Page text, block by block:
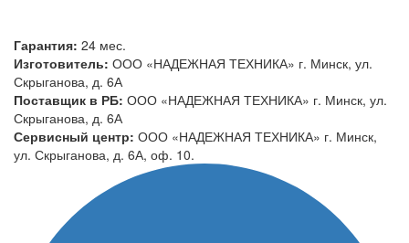
Гарантия: 24 мес.
Изготовитель: ООО «НАДЕЖНАЯ ТЕХНИКА» г. Минск, ул.
Скрыганова, д. 6А
Поставщик в РБ: ООО «НАДЕЖНАЯ ТЕХНИКА» г. Минск, ул.
Скрыганова, д. 6А
Сервисный центр: ООО «НАДЕЖНАЯ ТЕХНИКА» г. Минск,
ул. Скрыганова, д. 6А, оф. 10.